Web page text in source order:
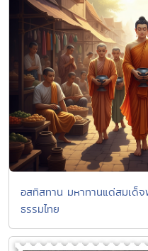
อสทิสทาน มหาทานแด่สมเด็
ธรรมไทย